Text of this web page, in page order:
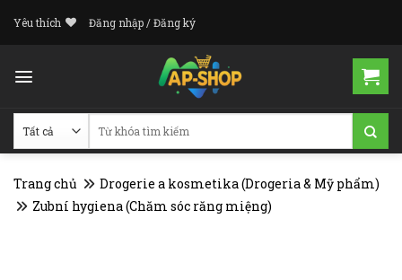
Yêu thích Đăng nhập / Đăng ký
Trang chủ
Drogerie a kosmetika (Drogeria & Mỹ phẩm)
Zubní hygiena (Chăm sóc răng miệng)